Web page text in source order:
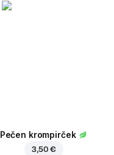
Pečen krompirček
3,50 €